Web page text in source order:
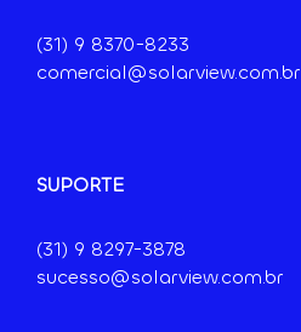
(31) 9 8370-8233
comercial@solarview.com.br
SUPORTE
(31) 9 8297-3878
sucesso@solarview.com.br